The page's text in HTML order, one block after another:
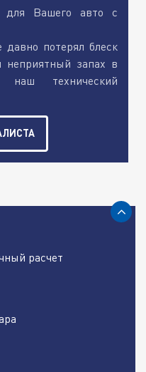
для Вашего авто с
потерял блеск
запах в
технический
расчет